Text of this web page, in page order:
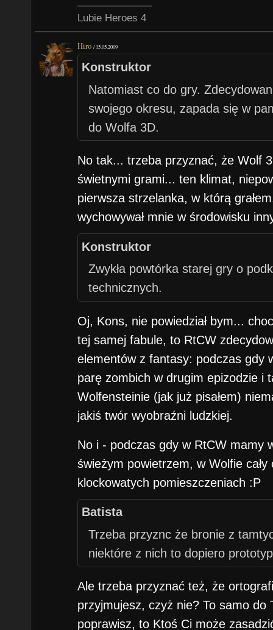
Lubie Heroes 4
Hiro /15.05.2009
Konstruktor
Natomiast co do gry.
swojego okresu, zapada się w
do Wolfa 3D.
No tak... trzeba przyznać, że Wolf
świetnymi grami... ten klimat,
pierwsza strzelanka, w którą
wychowywał mnie w środowisku
Konstruktor
Zwykła powtórka starej gry o
technicznych.
Oj, Kons, nie powiedział bym...
tej samej fabule, to RtCW
elementów z fantasy: podczas gdy
parę zombich w drugim epizodzie i
Wolfensteinie (jak już pisałem)
jakiś twór wyobraźni ludzkiej.
No i - podczas gdy w RtCW mamy
świeżym powietrzem, w Wolfie
klockowatych pomieszczeniach :P
Batista
Trzeba przyznc że bronie z
niektóre z nich to dopiero
Ale trzeba przyznać też, że
przyjmujesz, czyż nie? To samo do
poprawisz, to Ktoś Ci może